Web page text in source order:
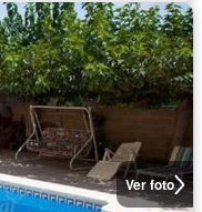
Ver foto